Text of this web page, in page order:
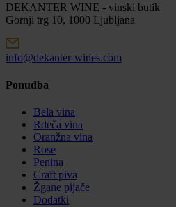
DEKANTER WINE - vinski butik
Gornji trg 10, 1000 Ljubljana
info@dekanter-wines.com
Ponudba
Bela vina
Rdeča vina
Oranžna vina
Rose
Penina
Craft piva
Žgane pijače
Dodatki